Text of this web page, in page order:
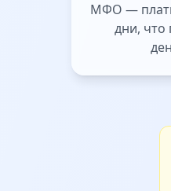
МФО —
дни, что